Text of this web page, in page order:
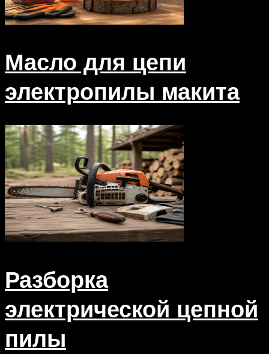
Масло для цепи
электропилы макита
Разборка
электрической цепной
пилы